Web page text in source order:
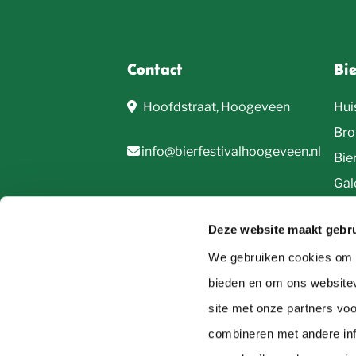
Deze website maakt
We gebruiken cookies
bieden en om ons
site met onze partners
combineren met andere
Contact
Hoofdstraat, Hoogeveen
info@bierfestivalhoogeveen.nl
© 2026, Bierfestival Hoogeveen